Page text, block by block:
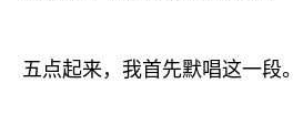
五点起来，我首先默唱这一段。